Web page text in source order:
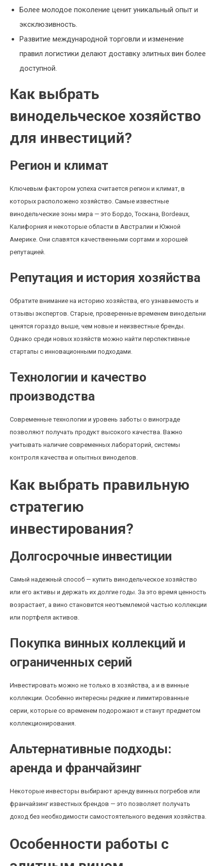
Более молодое поколение ценит уникальный опыт и
эксклюзивность.
Развитие международной торговли и изменение
правил логистики делают доставку элитных вин более
доступной.
Как выбрать
винодельческое хозяйство
для инвестиций?
Регион и климат
Ключевым фактором успеха считается регион и климат, в
которых расположено хозяйство. Самые известные
винодельческие зоны мира — это Бордо, Тоскана, Bordeaux,
Калифорния и некоторые области в Австралии и Южной
Америке. Они славятся качественными сортами и хорошей
репутацией.
Репутация и история хозяйства
Обратите внимание на историю хозяйства, его узнаваемость и
отзывы экспертов. Старые, проверенные временем винодельни
ценятся гораздо выше, чем новые и неизвестные бренды.
Однако среди новых хозяйств можно найти перспективные
стартапы с инновационными подходами.
Технологии и качество
производства
Современные технологии и уровень заботы о винограде
позволяют получать продукт высокого качества. Важно
учитывать наличие современных лабораторий, системы
контроля качества и опытных виноделов.
Как выбрать правильную
стратегию
инвестирования?
Долгосрочные инвестиции
Самый надежный способ — купить винодельческое хозяйство
или его активы и держать их долгие годы. За это время ценность
возрастает, а вино становится неотъемлемой частью коллекции
или портфеля активов.
Покупка винных коллекций и
ограниченных серий
Инвестировать можно не только в хозяйства, а и в винные
коллекции. Особенно интересны редкие и лимитированные
серии, которые со временем подорожают и станут предметом
коллекционирования.
Альтернативные подходы:
аренда и франчайзинг
Некоторые инвесторы выбирают аренду винных погребов или
франчайзинг известных брендов — это позволяет получать
доход без необходимости самостоятельного ведения хозяйства.
Особенности работы с